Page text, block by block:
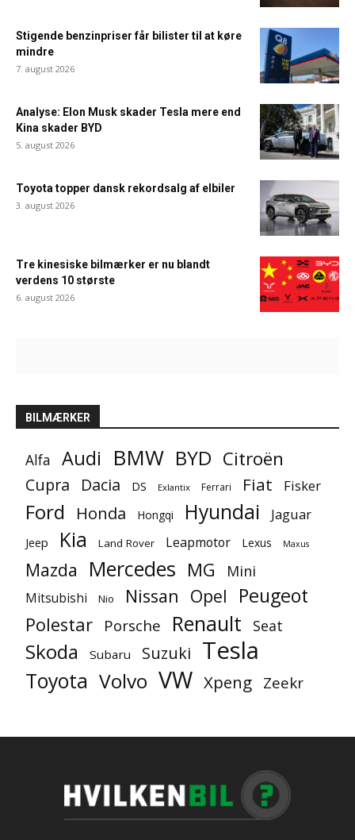
Stigende benzinpriser får bilister til at køre
mindre
7. august 2026
Analyse: Elon Musk skader Tesla mere end
Kina skader BYD
5. august 2026
Toyota topper dansk rekordsalg af elbiler
3. august 2026
Tre kinesiske bilmærker er nu blandt
verdens 10 største
6. august 2026
BILMÆRKER
Alfa Audi BMW BYD Citroën
Cupra Dacia DS Exlantix Ferrari Fiat Fisker
Ford Honda Hongqi Hyundai Jaguar
Jeep Kia Land Rover Leapmotor Lexus Maxus
Mazda Mercedes MG Mini
Mitsubishi Nio Nissan Opel Peugeot
Polestar Porsche Renault Seat
Skoda Subaru Suzuki Tesla
Toyota Volvo VW Xpeng Zeekr